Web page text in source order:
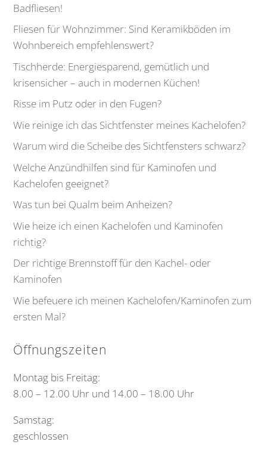
Badfliesen!
Fliesen für Wohnzimmer: Sind Keramikböden im
Wohnbereich empfehlenswert?
Tischherde: Energiesparend, gemütlich und
krisensicher – auch in modernen Küchen!
Risse im Putz oder in den Fugen?
Wie reinige ich das Sichtfenster meines Kachelofen?
Warum wird die Scheibe des Sichtfensters schwarz?
Welche Anzündhilfen sind für Kaminofen und
Kachelofen geeignet?
Was tun bei Qualm beim Anheizen?
Wie heize ich einen Kachelofen und Kaminofen
richtig?
Der richtige Brennstoff für den Kachel- oder
Kaminofen
Wie befeuere ich meinen Kachelofen/Kaminofen zum
ersten Mal?
Öffnungszeiten
Montag bis Freitag:
8.00 – 12.00 Uhr und 14.00 – 18.00 Uhr
Samstag:
geschlossen